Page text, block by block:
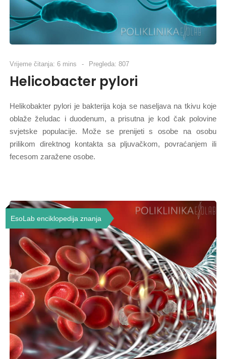
Vrijeme čitanja: 6 mins Pregleda: 807
Helicobacter pylori
Helikobakter pylori je bakterija koja se naseljava na tkivu koje
oblaže želudac i duodenum, a prisutna je kod čak polovine
svjetske populacije. Može se prenijeti s osobe na osobu
prilikom direktnog kontakta sa pljuvačkom, povraćanjem ili
fecesom zaražene osobe.
EsoLab enciklopedija znanja